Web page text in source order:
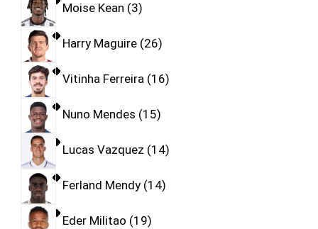
Moise Kean 3
Harry Maguire 26
Vitinha Ferreira 16
Nuno Mendes 15
Lucas Vazquez 14
Ferland Mendy 14
Eder Militao 19